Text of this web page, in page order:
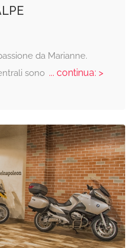
da Marianne.
sono... continua: >